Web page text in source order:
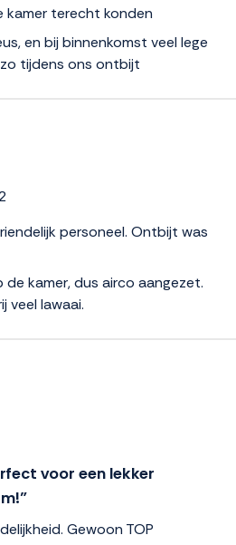
kamer terecht konden
en bij binnenkomst veel lege
tijdens ons ontbijt
personeel. Ontbijt was
de kamer, dus airco aangezet.
veel lawaai.
voor een lekker
Gewoon TOP